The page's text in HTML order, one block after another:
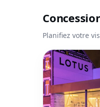
Planifiez votre
Voir la